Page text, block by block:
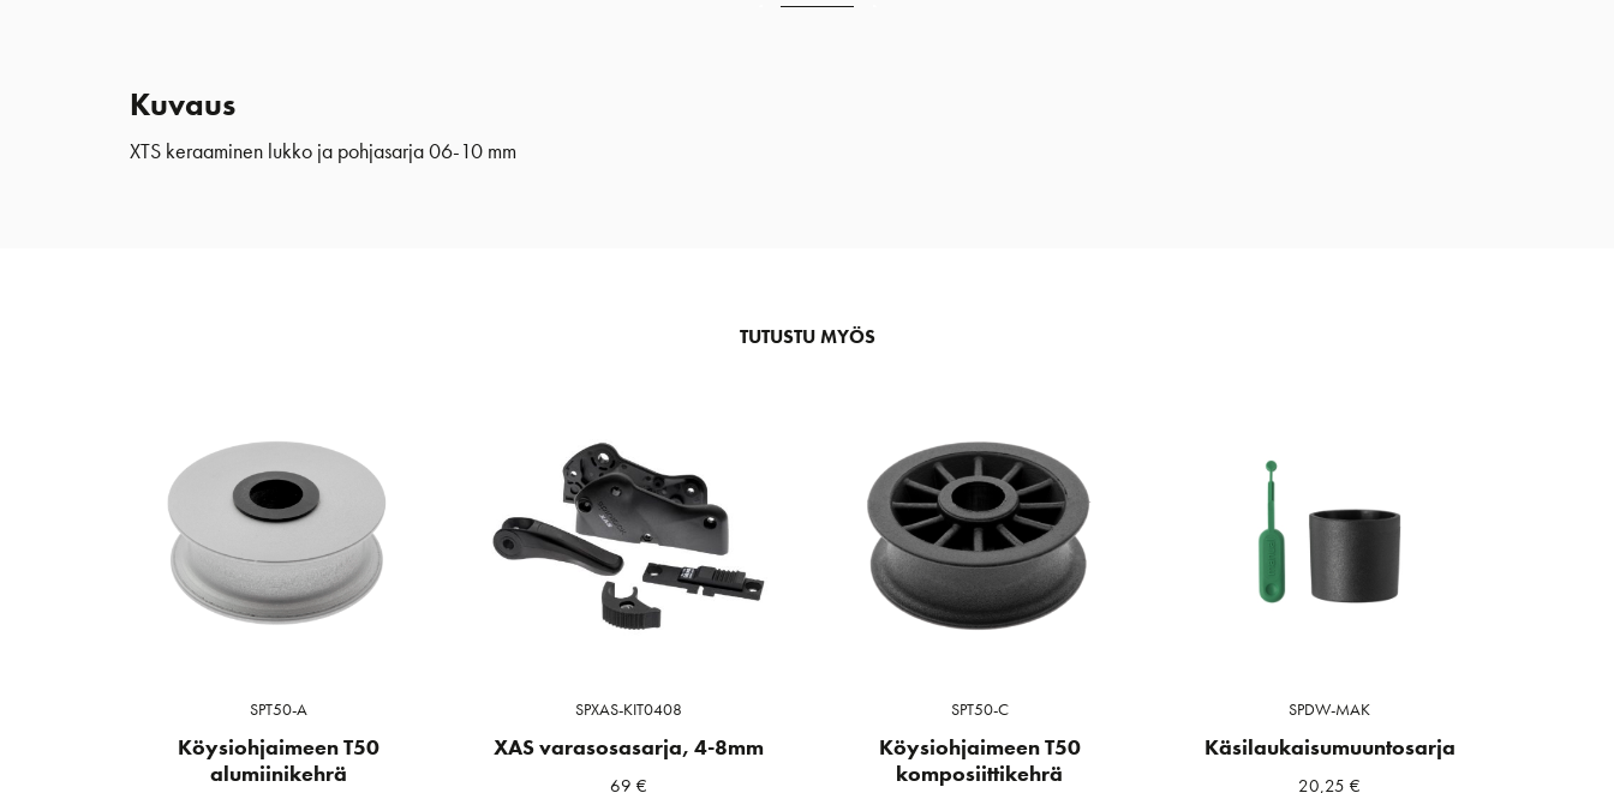
Kuvaus
XTS keraaminen lukko ja pohjasarja 06-10 mm
TUTUSTU MYÖS
SPT50-A
Köysiohjaimeen T50
alumiinikehrä
SPXAS-KIT0408
XAS varasosasarja, 4-8mm
69€
SPT50-C
Köysiohjaimeen T50
komposiittikehrä
SPDW-MAK
Käsilaukaisumuuntosarja
20,25€